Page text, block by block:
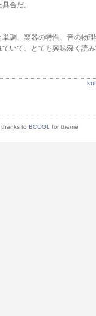
合だ。
調、楽器の特性、音の物
いて、とても興味深く読み
thanks to BCOOL for theme